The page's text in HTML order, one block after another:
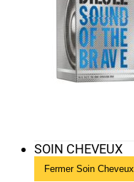
SOIN CHEVEUX
Fermer Soin Cheveux